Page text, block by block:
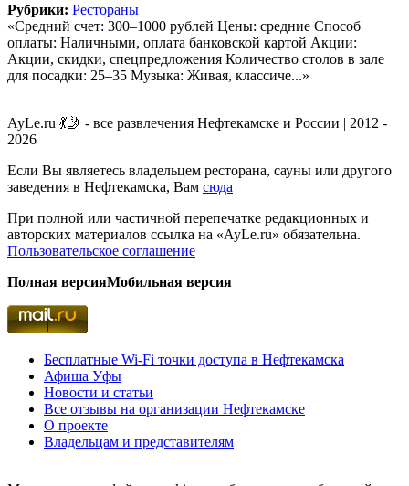
Рубрики: Рестораны
«Средний счет: 300–1000 рублей Цены: средние Способ
оплаты: Наличными, оплата банковской картой Акции:
Акции, скидки, спецпредложения Количество столов в зале
для посадки: 25–35 Музыка: Живая, классиче...»
AyLe.ru 💃🤳 - все развлечения Нефтекамске и России | 2012 -
2026
Если Вы являетесь владельцем ресторана, сауны или другого
заведения в Нефтекамска, Вам сюда
При полной или частичной перепечатке редакционных и
авторских материалов ссылка на «AyLe.ru» обязательна.
Пользовательское соглашение
Полная версияМобильная версия
Бесплатные Wi-Fi точки доступа в Нефтекамска
Афиша Уфы
Новости и статьи
Все отзывы на организации Нефтекамске
О проекте
Владельцам и представителям